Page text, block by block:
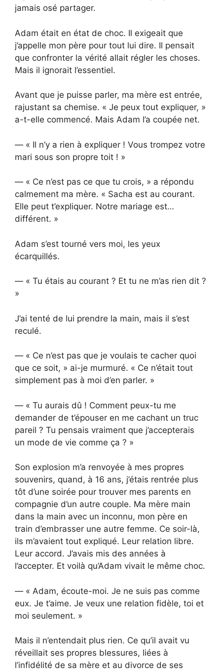
jamais osé partager.
Adam était en état de choc. Il exigeait que
j’appelle mon père pour tout lui dire. Il pensait
que confronter la vérité allait régler les choses.
Mais il ignorait l’essentiel.
Avant que je puisse parler, ma mère est entrée,
rajustant sa chemise. « Je peux tout expliquer, »
a-t-elle commencé. Mais Adam l’a coupée net.
— « Il n’y a rien à expliquer ! Vous trompez votre
mari sous son propre toit ! »
— « Ce n’est pas ce que tu crois, » a répondu
calmement ma mère. « Sacha est au courant.
Elle peut t’expliquer. Notre mariage est…
différent. »
Adam s’est tourné vers moi, les yeux
écarquillés.
— « Tu étais au courant ? Et tu ne m’as rien dit ?
»
J’ai tenté de lui prendre la main, mais il s’est
reculé.
— « Ce n’est pas que je voulais te cacher quoi
que ce soit, » ai-je murmuré. « Ce n’était tout
simplement pas à moi d’en parler. »
— « Tu aurais dû ! Comment peux-tu me
demander de t’épouser en me cachant un truc
pareil ? Tu pensais vraiment que j’accepterais
un mode de vie comme ça ? »
Son explosion m’a renvoyée à mes propres
souvenirs, quand, à 16 ans, j’étais rentrée plus
tôt d’une soirée pour trouver mes parents en
compagnie d’un autre couple. Ma mère main
dans la main avec un inconnu, mon père en
train d’embrasser une autre femme. Ce soir-là,
ils m’avaient tout expliqué. Leur relation libre.
Leur accord. J’avais mis des années à
l’accepter. Et voilà qu’Adam vivait le même choc.
— « Adam, écoute-moi. Je ne suis pas comme
eux. Je t’aime. Je veux une relation fidèle, toi et
moi seulement. »
Mais il n’entendait plus rien. Ce qu’il avait vu
réveillait ses propres blessures, liées à
l’infidélité de sa mère et au divorce de ses